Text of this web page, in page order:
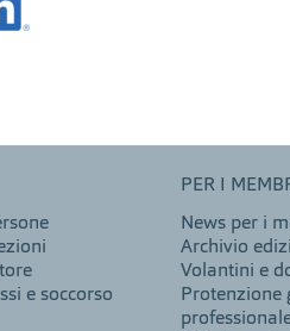
e soccorso
PER I
News per i
Archivio
Volantini e
Protenzione